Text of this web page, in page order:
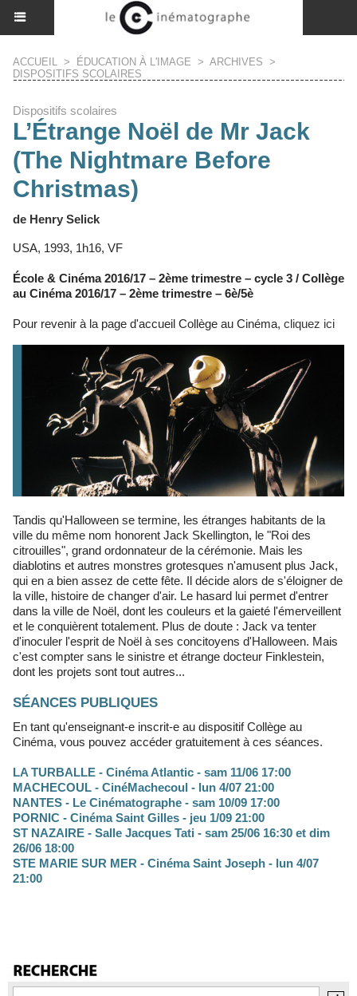
ACCUEIL > ÉDUCATION À L'IMAGE > ARCHIVES >
DISPOSITIFS SCOLAIRES
Dispositifs scolaires
L’Étrange Noël de Mr Jack
(The Nightmare Before
Christmas)
de Henry Selick
USA, 1993, 1h16, VF
École & Cinéma 2016/17 – 2ème trimestre – cycle 3 / Collège
au Cinéma 2016/17 – 2ème trimestre – 6è/5è
Pour revenir à la page d'accueil Collège au Cinéma, cliquez ici
Tandis qu'Halloween se termine, les étranges habitants de la
ville du même nom honorent Jack Skellington, le "Roi des
citrouilles", grand ordonnateur de la cérémonie. Mais les
diablotins et autres monstres grotesques n'amusent plus Jack,
qui en a bien assez de cette fête. Il décide alors de s'éloigner de
la ville, histoire de changer d'air. Le hasard lui permet d'entrer
dans la ville de Noël, dont les couleurs et la gaieté l'émerveillent
et le conquièrent totalement. Plus de doute : Jack va tenter
d'inoculer l'esprit de Noël à ses concitoyens d'Halloween. Mais
c'est compter sans le sinistre et étrange docteur Finklestein,
dont les projets sont tout autres...
SÉANCES PUBLIQUES
En tant qu'enseignant-e inscrit-e au dispositif Collège au
Cinéma, vous pouvez accéder gratuitement à ces séances.
LA TURBALLE - Cinéma Atlantic - sam 11/06 17:00
MACHECOUL - CinéMachecoul - lun 4/07 21:00
NANTES - Le Cinématographe - sam 10/09 17:00
PORNIC - Cinéma Saint Gilles - jeu 1/09 21:00
ST NAZAIRE - Salle Jacques Tati - sam 25/06 16:30 et dim
26/06 18:00
STE MARIE SUR MER - Cinéma Saint Joseph - lun 4/07
21:00